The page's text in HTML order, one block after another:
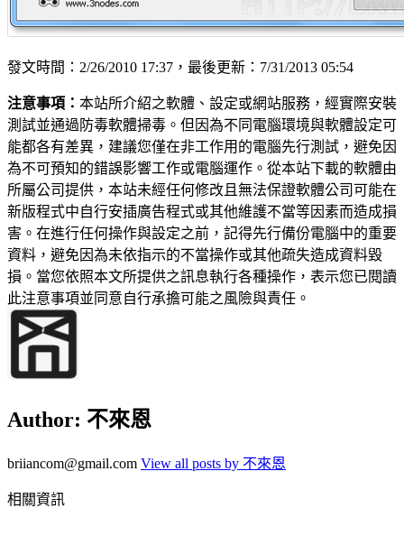
發文時間：2/26/2010 17:37，最後更新：7/31/2013 05:54
注意事項： 本站所介紹之軟體、設定或網站服務，經實際安裝
測試並通過防毒軟體掃毒。但因為不同電腦環境與軟體設定可
能都各有差異，建議您僅在非工作用的電腦先行測試，避免因
為不可預知的錯誤影響工作或電腦運作。從本站下載的軟體由
所屬公司提供，本站未經任何修改且無法保證軟體公司可能在
新版程式中自行安插廣告程式或其他維護不當等因素而造成損
害。在進行任何操作與設定之前，記得先行備份電腦中的重要
資料，避免因為未依指示的不當操作或其他疏失造成資料毀
損。當您依照本文所提供之訊息執行各種操作，表示您已閱讀
此注意事項並同意自行承擔可能之風險與責任。
Author: 不來恩
briiancom@gmail.com View all posts by 不來恩
相關資訊